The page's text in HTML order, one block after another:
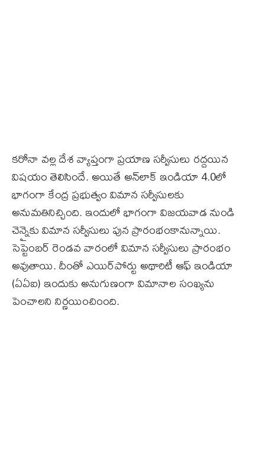
కరోనా వల్ల దేశ వ్యాప్తంగా ప్రయాణ సర్వీసులు రద్దయిన
విషయం తెలిసిందే. అయితే అన్‌లాక్‌ ఇండియా 4.0లో
భాగంగా కేంద్ర ప్రభుత్వం విమాన సర్వీసులకు
అనుమతినిచ్చింది. ఇందులో భాగంగా విజయవాడ నుండి
చెన్నైకు విమాన సర్వీసులు పున ప్రారంభంకానున్నాయి.
సెప్టెంబర్‌ రెండవ వారంలో విమాన సర్వీసులు ప్రారంభం
అవుతాయి. దీంతో ఎయిర్‌పోర్టు అథారిటీ ఆఫ్‌ ఇండియా
(ఏఏఐ) ఇందుకు అనుగుణంగా విమానాల సంఖ్యను
పెంచాలని నిర్ణయించింంది.